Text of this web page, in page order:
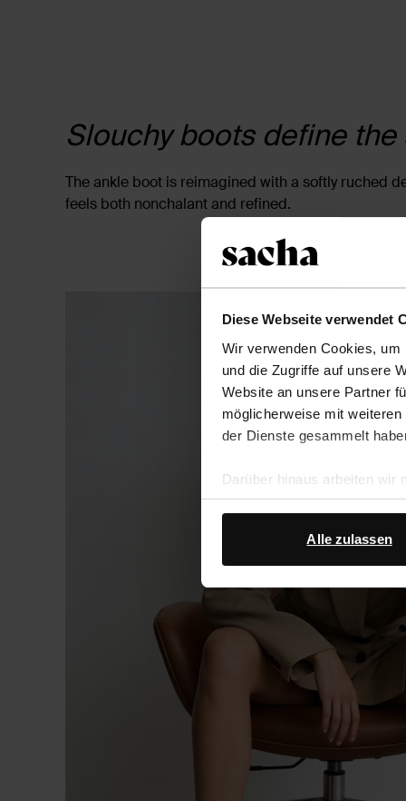
Diese Webseite verwendet
Wir verwenden Cookies,
und die Zugriffe auf unsere
Website an unsere Partner
möglicherweise mit
der Dienste gesammelt
Darüber hinaus arbeiten wir
Google Ihre
Alle zulassen
Slouchy boots define the
The ankle boot is reimagined with a softly ruched
feels both nonchalant and refined.